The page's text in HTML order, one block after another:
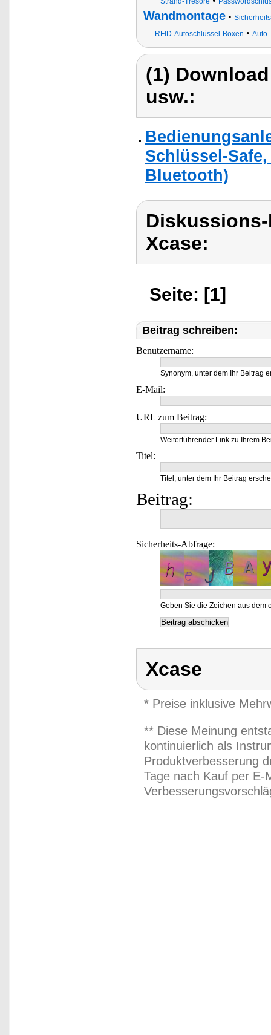
Wandmontage •
RFID-Autoschlüssel-Boxen •
(1)
usw.:
Schlüssel-
Bluetooth)
Xcase:
Seite: [1]
Beitrag schreiben:
Benutzername:
Synonym, unter dem Ihr Beitrag
E-Mail:
URL zum Beitrag:
Weiterführender Link zu Ihrem
Titel:
Titel, unter dem Ihr Beitrag
Beitrag:
Sicherheits-Abfrage:
Geben Sie die Zeichen aus dem
Xcase
* Preise inklusive
** Diese Meinung
kontinuierlich als
Produktverbesserung
Tage nach Kauf per E-